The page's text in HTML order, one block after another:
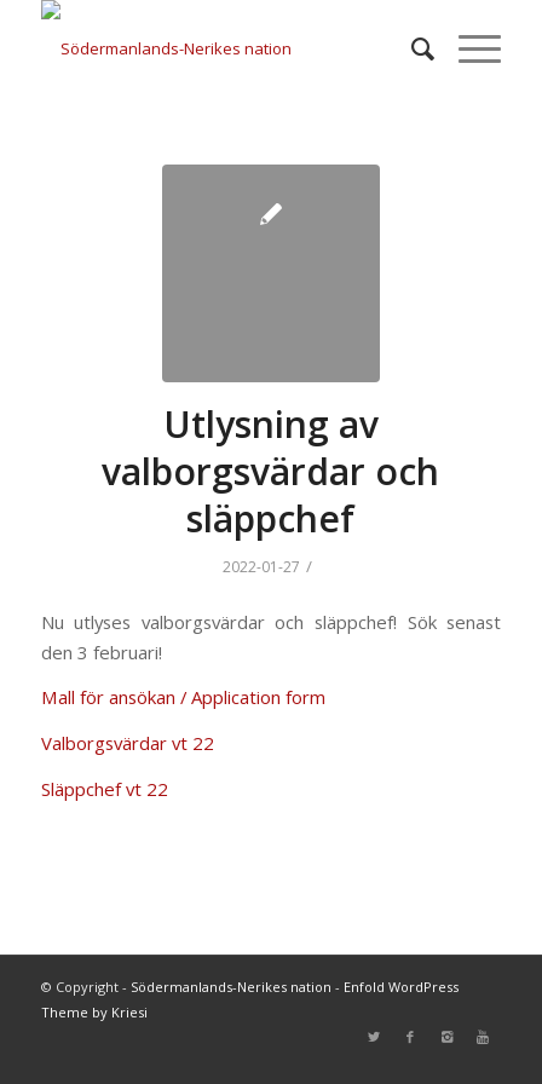
Utlysning av
valborgsvärdar och
släppchef
2022-01-27 /
Nu utlyses valborgsvärdar och släppchef! Sök senast
den 3 februari!
Mall för ansökan / Application form
Valborgsvärdar vt 22
Släppchef vt 22
© Copyright - Södermanlands-Nerikes nation - Enfold WordPress
Theme by Kriesi